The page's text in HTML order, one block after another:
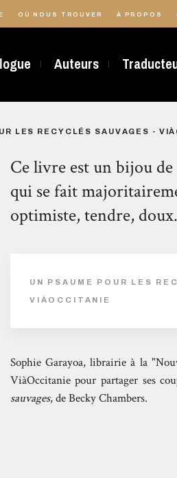
OÙ NOUS TROUVER À PROPOS
Auteurs
LES RECYCLÉS SAUVAGES -
Ce livre est un bijou
qui se fait
optimiste, tendre,
UN PSAUME POUR LES
VIÀOCCITANIE
Sophie Garayoa, librairie à la
ViàOccitanie pour partager ses
sauvages, de Becky Chambers.